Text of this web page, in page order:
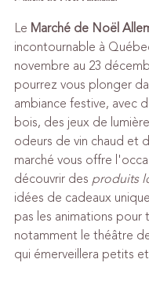
Le Marché de Noël
incontournable à
novembre au 23
pourrez vous plonger
ambiance festive, avec
bois, des jeux de
odeurs de vin chaud et
marché vous offre
découvrir des produits
idées de cadeaux
pas les animations pour
notamment le théâtre
qui émerveillera petits